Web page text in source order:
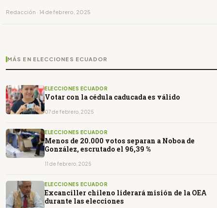
Redacción · 14 de febrero, 2025
MÁS EN ELECCIONES ECUADOR
ELECCIONES ECUADOR
Votar con la cédula caducada es válido
07 de febrero, 2025
ELECCIONES ECUADOR
Menos de 20.000 votos separan a Noboa de
González, escrutado el 96,39 %
11 de febrero, 2025
ELECCIONES ECUADOR
Excanciller chileno liderará misión de la OEA
durante las elecciones